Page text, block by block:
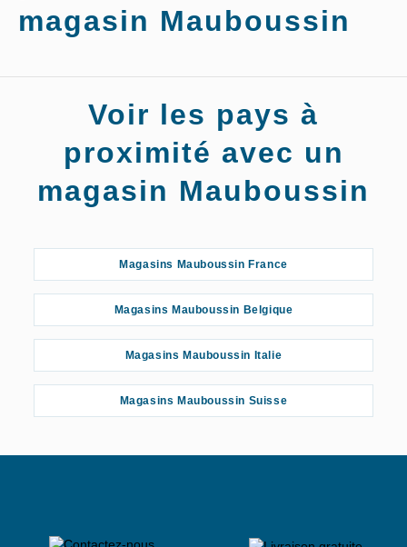
magasin Mauboussin
Mauboussin
FurianiVoir les pays à
proximité avec un
magasin Mauboussin
Magasins Mauboussin France
Magasins Mauboussin Belgique
Magasins Mauboussin Italie
Magasins Mauboussin Suisse